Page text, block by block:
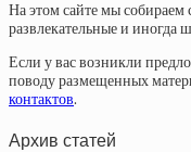
На этом сайте мы
развлекательные и иногда
Если у вас возникли
поводу размещенных
контактов.
Архив статей